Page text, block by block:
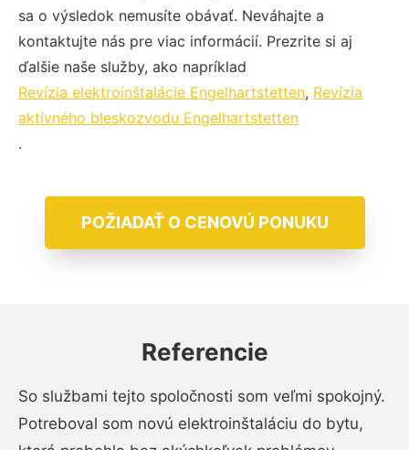
sa o výsledok nemusíte obávať. Neváhajte a
kontaktujte nás pre viac informácií. Prezrite si aj
ďalšie naše služby, ako napríklad
Revízia elektroinštalácie Engelhartstetten, Revízia
aktívného bleskozvodu Engelhartstetten
.
POŽIADAŤ O CENOVÚ PONUKU
Referencie
So službami tejto spoločnosti som veľmi spokojný.
Potreboval som novú elektroinštaláciu do bytu,